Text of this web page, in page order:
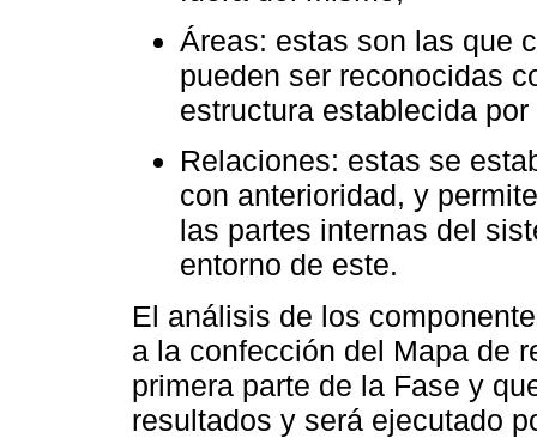
Áreas: estas son las que
pueden ser reconocidas
estructura establecida
Relaciones: estas se
con anterioridad, y
las partes internas del
entorno de este.
El análisis de los
a la confección del Mapa de
primera parte de la Fase y
resultados y será ejecutado